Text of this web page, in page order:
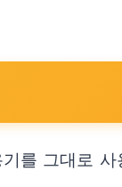
를 그대로 사